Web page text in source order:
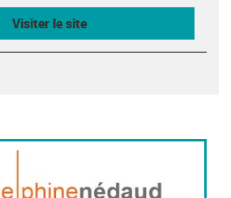
Visiter le site